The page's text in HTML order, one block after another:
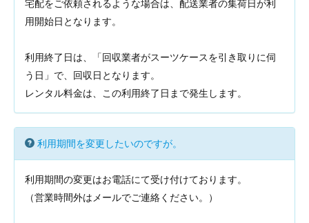
宅配をご依頼されるような場合は、配送業者の集荷日が利
用開始日となります。
利用終了日は、「回収業者がスーツケースを引き取りに伺
う日」で、回収日となります。
レンタル料金は、この利用終了日まで発生します。
利用期間を変更したいのですが。
利用期間の変更はお電話にて受け付けております。
（営業時間外はメールでご連絡ください。）